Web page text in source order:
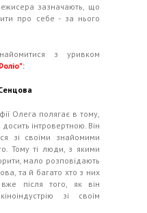
зазначають, що
про себе - за нього
з уривком
:
Олега полягає в тому,
інтровертною. Він
зі своїми знайомими
Тому ті люди, з якими
мало розповідають
та й багато хто з них
після того, як він
зі своїм